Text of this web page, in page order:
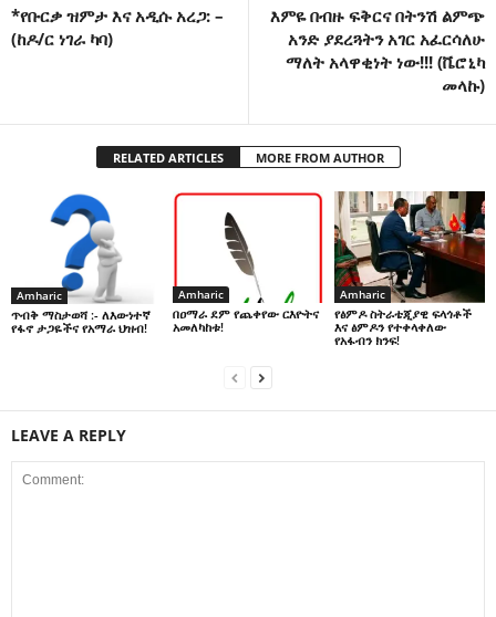
*የቡርቃ ዝምታ እና አዲሱ አረጋ: –
(ከዶ/ር ነገራ ካባ)
እምዬ በብዙ ፍቅርና በትንሽ ልምጭ
አንድ ያደረጓትን አገር አፈርሳለሁ
ማለት አላዋቂነት ነው!!! (ቬሮኒካ
መላኩ)
RELATED ARTICLES MORE FROM AUTHOR
Amharic
ጥብቅ ማስታወሻ :- ለእውነተኛ
የፋኖ ታጋዬችና የአማራ ህዝብ!
Amharic
በዐማራ ደም የጨቀየው ርእዮትና
አመለካከቱ!
Amharic
የፅምዶ ስትራቴጂያዊ ፍላጎቶች
እና ፅምዶን የተቀላቀለው
የአፋብን ክንፍ!
LEAVE A REPLY